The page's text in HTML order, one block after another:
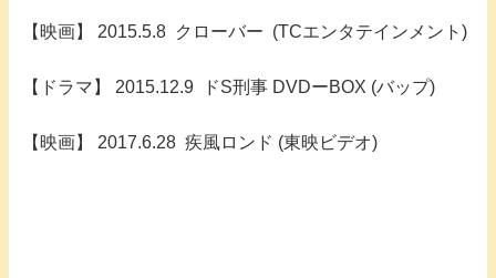
【映画】 2015.5.8 クローバー (TCエンタテインメント)
【ドラマ】 2015.12.9 ドS刑事 DVDーBOX (バップ)
【映画】 2017.6.28 疾風ロンド (東映ビデオ)